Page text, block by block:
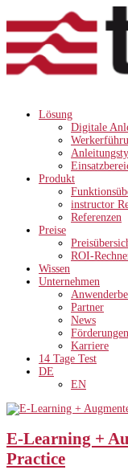
Lösung
Digitale
Produkt
instructor
Referenzen
Preise
ROI-
Wissen
Unternehmen
Partner
News
Förderungen
Karriere
14 Tage Test
DE
EN
E-Learning +
Practice